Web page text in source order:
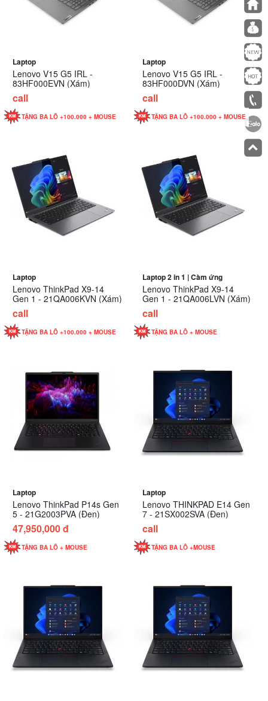
Laptop
Lenovo V15 G5 IRL -
83HF000EVN (Xám)
call
Laptop
Lenovo V15 G5 IRL -
83HF000DVN (Xám)
call
TẶNG BA LÔ +100.000 + MOUSE
Laptop
Lenovo ThinkPad X9-14
Gen 1 - 21QA006KVN (Xám)
call
TẶNG BA LÔ +100.000 + MOUSE
Laptop 2 in 1 | Càm ứng
Lenovo ThinkPad X9-14
Gen 1 - 21QA006LVN (Xám)
call
TẶNG BA LÔ +100.000 + MOUSE
Laptop
Lenovo ThinkPad P14s Gen
5 - 21G2003PVA (Đen)
47,950,000 đ
TẶNG BA LÔ + MOUSE
Laptop
Lenovo THINKPAD E14 Gen
7 - 21SX002SVA (Đen)
call
TẶNG BA LÔ + MOUSE TẶNG BA LÔ +MOUSE